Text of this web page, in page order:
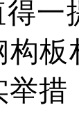
得一
构板
举措